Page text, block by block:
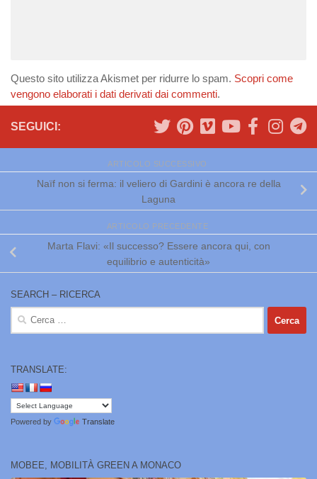
Questo sito utilizza Akismet per ridurre lo spam. Scopri come
vengono elaborati i dati derivati dai commenti.
SEGUICI:
ARTICOLO SUCCESSIVO
Naïf non si ferma: il veliero di Gardini è ancora re della
Laguna
ARTICOLO PRECEDENTE
Marta Flavi: «Il successo? Essere ancora qui, con
equilibrio e autenticità»
SEARCH – RICERCA
Ricerca
per:
TRANSLATE:
Powered by Translate
MOBEE, MOBILITÀ GREEN A MONACO